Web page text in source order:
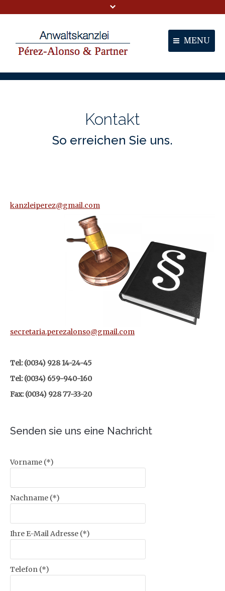
MENU
Portal
Dienstleistungen
Kontakt
Kontakt
So erreichen Sie uns.
kanzleiperez@gmail.com
secretaria.perezalonso@gmail.com
Tel: (0034) 928 14-24-45
Tel: (0034) 659-940-160
Fax: (0034) 928 77-33-20
Senden sie uns eine Nachricht
Vorname (*)
Nachname (*)
Ihre E-Mail Adresse (*)
Telefon (*)